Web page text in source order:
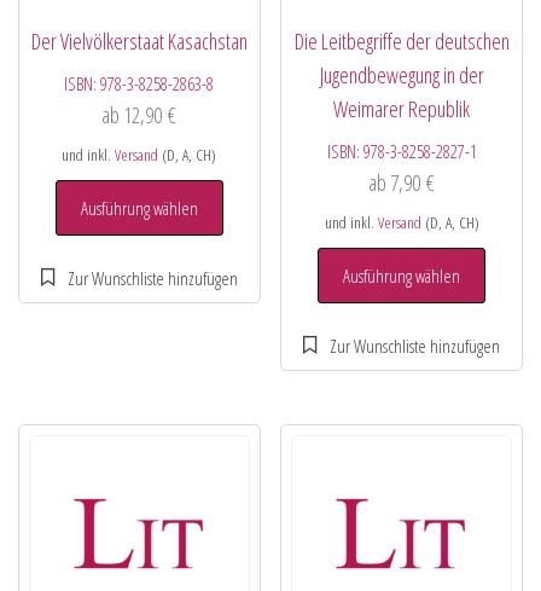
Der Vielvölkerstaat Kasachstan
ISBN:978-3-8258-2863-8
ab 12,90€
und inkl.Versand (D, A, CH)
Ausführung wählen
Die Leitbegriffe der deutschen
Jugendbewegung in der
Weimarer Republik
ISBN: 978-3-8258-2827-1
ab 7,90€
und inkl. Versand (D, A, CH)
Ausführung wählen